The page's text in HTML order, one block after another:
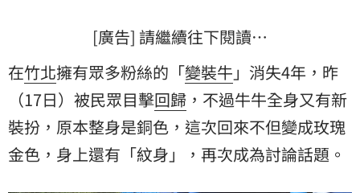
[廣告] 請繼續往下閱讀…
在竹北擁有眾多粉絲的「變裝牛 」消失4年，昨
（17日）被民眾目擊回歸 ，不過牛牛全身又有新
裝扮，原本整身是銅色，這次回來不但變成玫瑰
金色，身上還有「紋身」，再次成為討論話題。